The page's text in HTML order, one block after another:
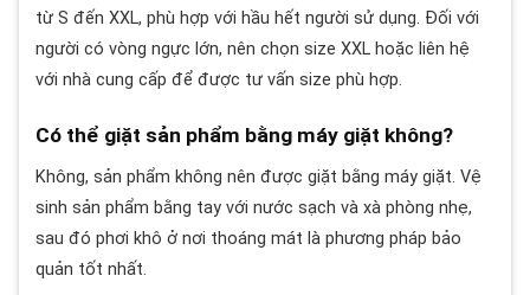
từ S đến XXL, phù hợp với hầu hết người sử dụng. Đối với
người có vòng ngực lớn, nên chọn size XXL hoặc liên hệ
với nhà cung cấp để được tư vấn size phù hợp.
Có thể giặt sản phẩm bằng máy giặt không?
Không, sản phẩm không nên được giặt bằng máy giặt. Vệ
sinh sản phẩm bằng tay với nước sạch và xà phòng nhẹ,
sau đó phơi khô ở nơi thoáng mát là phương pháp bảo
quản tốt nhất.